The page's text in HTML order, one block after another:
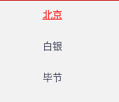
北京
白银
毕节